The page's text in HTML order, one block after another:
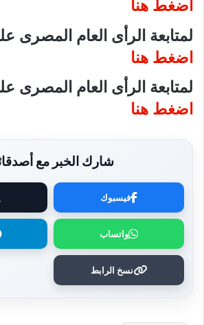
اضغط هنا
لمتابعة الرأى العام المصرى
اضغط هنا
لمتابعة الرأى العام المصرى
اضغط هنا
شارك الخبر مع
فيسبوك
واتساب
نسخ الرابط